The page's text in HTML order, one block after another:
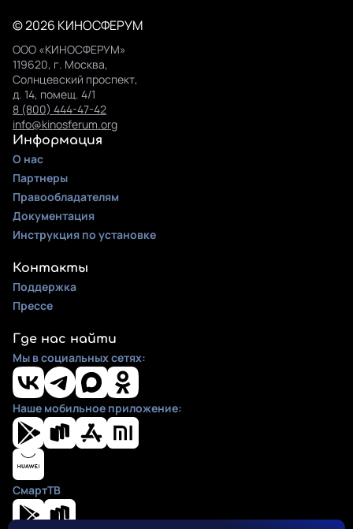
© 2026 КИНОСФЕРУМ
ООО «КИНОСФЕРУМ»
119620, г. Москва,
Солнцевский проспект,
д. 14, помещ. 4/1
8 (800) 444-47-42
info@kinosferum.org
Информация
О нас
Партнеры
Правообладателям
Документация
Инструкция по установке
Контакты
Поддержка
Прессе
Где нас найти
Мы в социальных сетях:
Наше мобильное приложение:
СмартТВ